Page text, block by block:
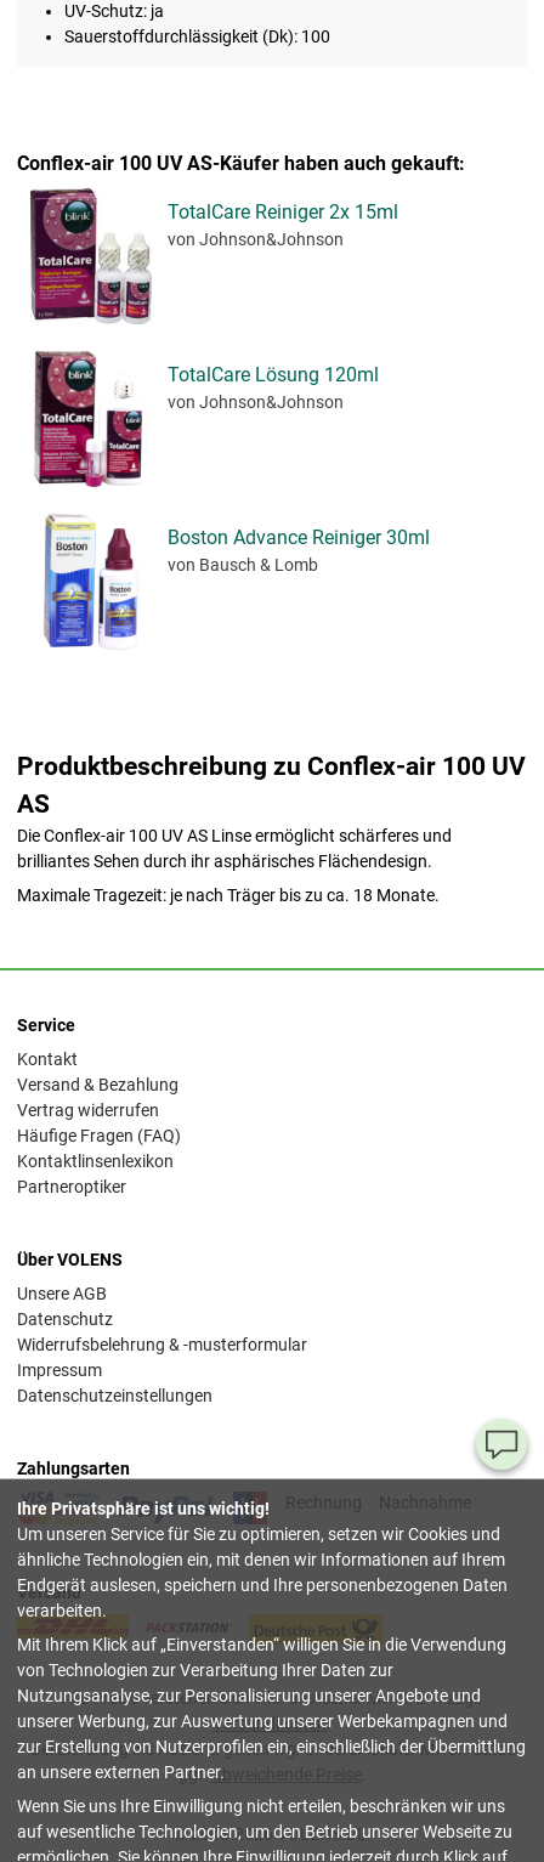
UV-Schutz: ja
Sauerstoffdurchlässigkeit (Dk): 100
Conflex-air 100 UV AS-Käufer haben auch gekauft:
TotalCare Reiniger 2x 15ml
von Johnson&Johnson
TotalCare Lösung 120ml
von Johnson&Johnson
Boston Advance Reiniger 30ml
von Bausch & Lomb
Produktbeschreibung zu Conflex-air 100 UV
AS
Die Conflex-air 100 UV AS Linse ermöglicht schärferes und
brilliantes Sehen durch ihr asphärisches Flächendesign.
Maximale Tragezeit: je nach Träger bis zu ca. 18 Monate.
Service
Kontakt
Versand & Bezahlung
Vertrag widerrufen
Häufige Fragen (FAQ)
Kontaktlinsenlexikon
Partneroptiker
Über VOLENS
Unsere AGB
Datenschutz
Widerrufsbelehrung & -musterformular
Impressum
Datenschutzeinstellungen
Zahlungsarten
Rechnung
Nachnahme
Versand
Alle Preise verstehen sich inkl. deutscher Mwst, z.T. zzgl.
Versandkosten.
Bei Lieferung ins Ausland gelten wg. anderer lokaler Mwst.-Sätze
ggf.abweichende Preise
© 2003-2026 VOLENS.DE.
Ihre Privatsphäre ist uns wichtig!
Um unseren Service für Sie zu optimieren, setzen wir Cookies und
ähnliche Technologien ein, mit denen wir Informationen auf Ihrem
Endgerät auslesen, speichern und Ihre personenbezogenen Daten
verarbeiten.
Mit Ihrem Klick auf Einverstanden willigen Sie in die Verwendung
von Technologien zur Verarbeitung Ihrer Daten zur
Nutzungsanalyse, zur Personalisierung unserer Angebote und
unserer Werbung, zur Auswertung unserer Werbekampagnen und
zur Erstellung von Nutzerprofilen ein, einschließlich der Übermittlung
an unsere externen Partner.
Wenn Sie uns Ihre Einwilligung nicht erteilen, beschränken wir uns
auf wesentliche Technologien, um den Betrieb unserer Webseite zu
ermöglichen. Sie können Ihre Einwilligung jederzeit durch Klick auf
Sie
schließen